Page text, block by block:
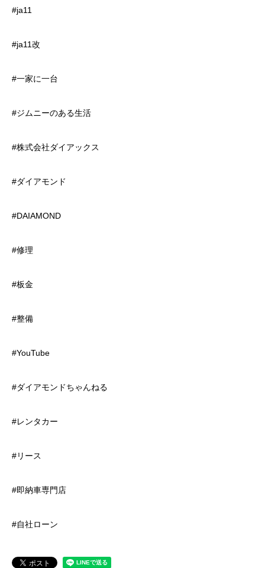
#ja11
#ja11改
#一家に一台
#ジムニーのある生活
#株式会社ダイアックス
#ダイアモンド
#DAIAMOND
#修理
#板金
#整備
#YouTube
#ダイアモンドちゃんねる
#レンタカー
#リース
#即納車専門店
#自社ローン